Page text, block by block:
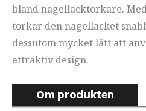
bland nagellacktorkare.
torkar den nagellacket
dessutom mycket lätt att
attraktiv design.
Om produkten